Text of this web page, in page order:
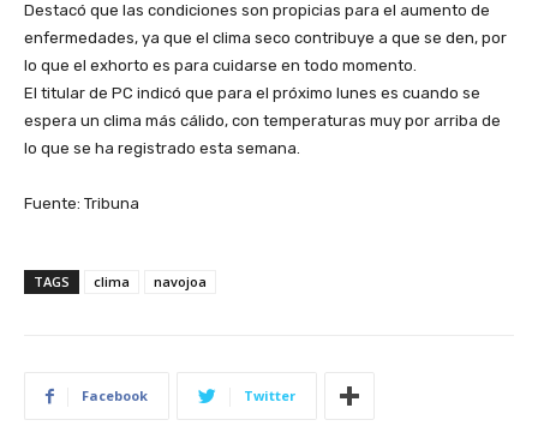
Destacó que las condiciones son propicias para el aumento de
enfermedades, ya que el clima seco contribuye a que se den, por
lo que el exhorto es para cuidarse en todo momento.
El titular de PC indicó que para el próximo lunes es cuando se
espera un clima más cálido, con temperaturas muy por arriba de
lo que se ha registrado esta semana.
Fuente: Tribuna
TAGS clima navojoa
Facebook Twitter